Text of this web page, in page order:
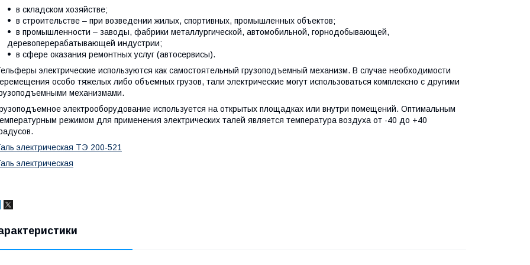
в складском хозяйстве;
в строительстве – при возведении жилых, спортивных, промышленных объектов;
в промышленности – заводы, фабрики металлургической, автомобильной, горнодобывающей,
деревоперерабатывающей индустрии;
в сфере оказания ремонтных услуг (автосервисы).
электрические используются как самостоятельный грузоподъемный механизм. В случае необходимости
особо тяжелых либо объемных грузов, тали электрические могут использоваться комплексно с другими
механизмами.
электрооборудование используется на открытых площадках или внутри помещений. Оптимальным
режимом для применения электрических талей является температура воздуха от -40 до +40
электрическая ТЭ 200-521
электрическая